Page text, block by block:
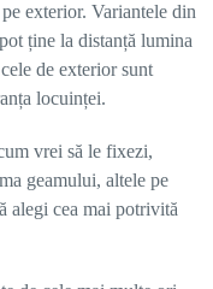
exterior. Variantele din
ține la distanță lumina
de exterior sunt
locuinței.
vrei să le fixezi,
geamului, altele pe
alegi cea mai potrivită